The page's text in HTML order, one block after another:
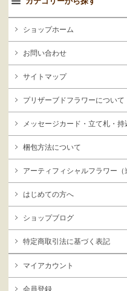
ショップホーム
お問い合わせ
サイトマップ
プリザーブドフラワーについて
メッセージカード・立て札・
梱包方法について
アーティフィシャルフラワー（
はじめての方へ
ショップブログ
特定商取引法に基づく表記
マイアカウント
会員登録